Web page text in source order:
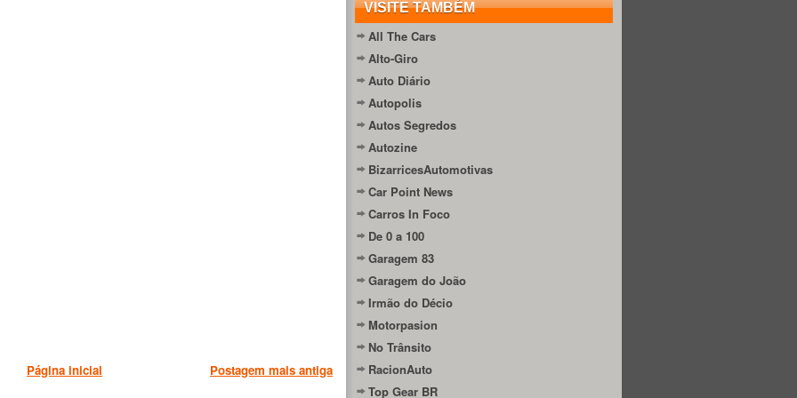
Postagem mais antiga
Página inicial
VISITE TAMBÉM
All The Cars
Alto-Giro
Auto Diário
Autopolis
Autos Segredos
Autozine
BizarricesAutomotivas
Car Point News
Carros In Foco
De 0 a 100
Garagem 83
Garagem do João
Irmão do Décio
Motorpasion
No Trânsito
RacionAuto
Top Gear BR